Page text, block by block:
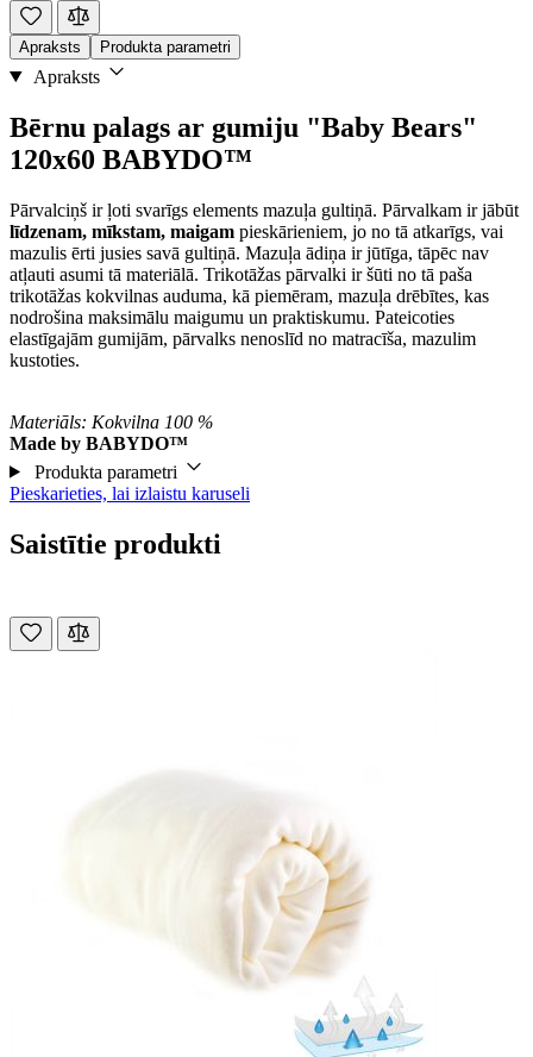
Apraksts Produkta parametri
Apraksts
Bērnu palags ar gumiju "Baby Bears"
120x60 BABYDO™
Pārvalciņš ir ļoti svarīgs elements mazuļa gultiņā. Pārvalkam ir jābūt
līdzenam, mīkstam, maigam pieskārieniem, jo no tā atkarīgs, vai
mazulis ērti jusies savā gultiņā. Mazuļa ādiņa ir jūtīga, tāpēc nav
atļauti asumi tā materiālā. Trikotāžas pārvalki ir šūti no tā paša
trikotāžas kokvilnas auduma, kā piemēram, mazuļa drēbītes, kas
nodrošina maksimālu maigumu un praktiskumu. Pateicoties
elastīgajām gumijām, pārvalks nenoslīd no matracīša, mazulim
kustoties.
Materiāls: Kokvilna 100 %
Made by BABYDO™
Produkta parametri
Pieskarieties, lai izlaistu karuseli
Saistītie produkti